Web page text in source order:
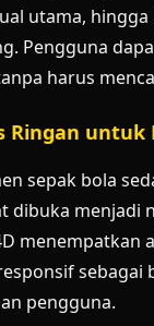
utama,
Pengguna
harus
Ringan untuk
sepak bola
dibuka menjadi
menempatkan
sebagai
pengguna.